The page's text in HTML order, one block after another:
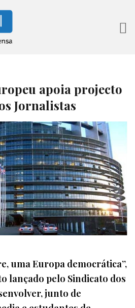
apoia projecto
Jornalistas
uma Europa democrática”,
lançado pelo Sindicato dos
junto de